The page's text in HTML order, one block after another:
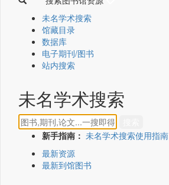
未名学术搜索
馆藏目录
数据库
电子期刊/图书
站内搜索
未名学术搜索
新手指南： 未名学术搜索使用指南
最新资源
最新到馆图书